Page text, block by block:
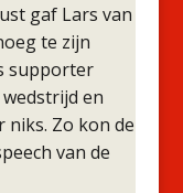
gaf Lars van
te zijn
supporter
en
niks. Zo kon de
van de